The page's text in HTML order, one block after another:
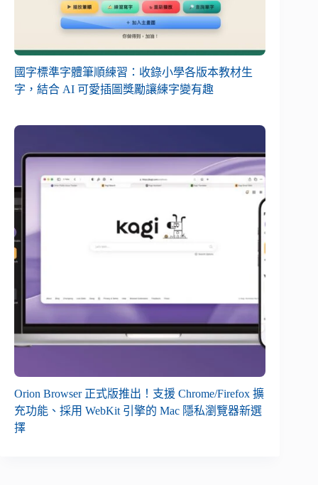
國字標準字體筆順練習：收錄小學各版本教材生
字，結合 AI 可愛插圖獎勵讓練字變有趣
Orion Browser 正式版推出！支援 Chrome/Firefox 擴
充功能、採用 WebKit 引擎的 Mac 隱私瀏覽器新選
擇